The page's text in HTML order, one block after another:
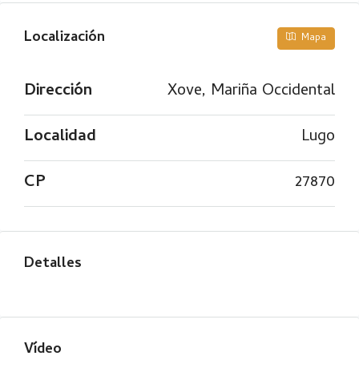
Localización Mapa
Dirección
Xove, Mariña Occidental
Localidad
Lugo
CP
27870
Detalles
Vídeo